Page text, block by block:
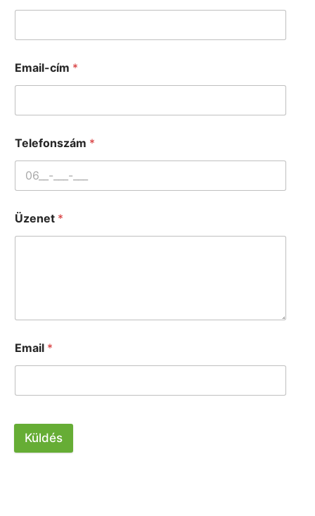
Email-cím *
Telefonszám *
Üzenet *
Email *
Küldés